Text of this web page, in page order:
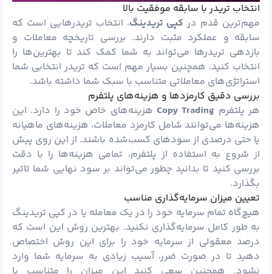
انتخاب تریدر با سابقه موفقیت بالا
مهم‌ترین قدم در کپی تریدینگ، انتخاب تریدرهایی است که
سابقه و عملکرد مثبت دارند. بررسی تاریخچه معاملات و
بازدهی تریدرها می‌تواند به شما کمک کند تا بهترین‌ها را
انتخاب کنید. همچنین بسیار مهم است که تریدر انتخابی شما
استراتژی‌های معاملاتی متناسب با سبک شما داشته باشد.
بررسی دقیق کارمزدها و هزینه‌های پلتفرم
هر پلتفرم Copy Trading هزینه‌های خاص خود را دارد. این
هزینه‌ها می‌توانند شامل کارمزد معاملات، هزینه‌های ماهیانه
یا حتی درصدی از سودهای کسب‌شده باشند. از این روی پیش
از شروع به استفاده از پلتفرم، تمامی هزینه‌ها را با دقت
بررسی کنید تا بدانید چطور می‌تواند بر سود نهایی شما تاثیر
بگذارد.
تعیین میزان سرمایه‌گذاری مناسب
هیچ‌گاه تمام سرمایه خود را در یک معامله یا در کپی تریدینگ
به طور کامل سرمایه‌گذاری نکنید. بهترین روش این است که
درصد معقولی از سرمایه خود را برای این روش اختصاص
دهید تا در صورت ضرر، آسیب زیادی به سرمایه شما وارد